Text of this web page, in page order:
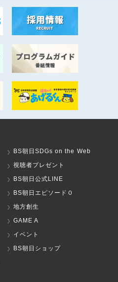
BS朝日SDGs on the Web
視聴者プレゼント
BS朝日公式LINE
BS朝日エピソード０
地方創生
GAME A
イベント
BS朝日ショップ